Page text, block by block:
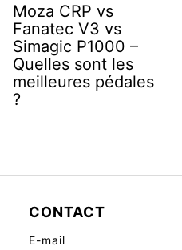
Moza CRP vs
Fanatec V3 vs
Simagic P1000 –
Quelles sont les
meilleures pédales
?
CONTACT
E-mail